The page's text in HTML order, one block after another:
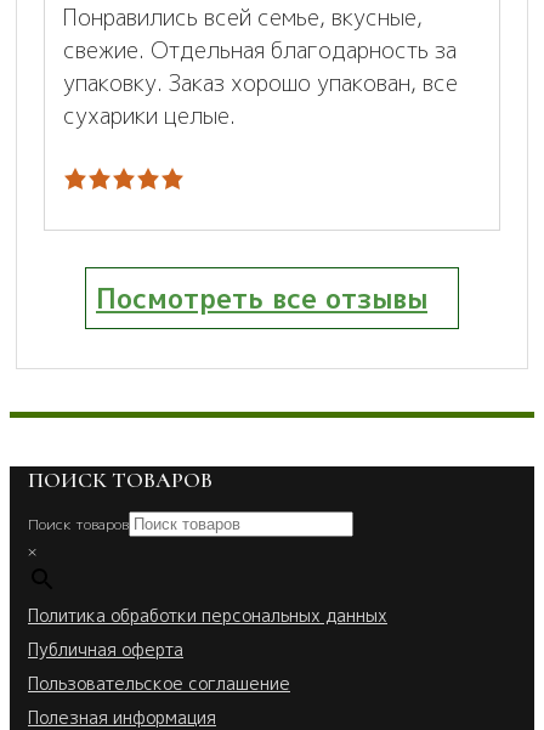
Понравились всей семье, вкусные,
свежие. Отдельная благодарность за
упаковку. Заказ хорошо упакован, все
сухарики целые.
Посмотреть все отзывы
ПОИСК ТОВАРОВ
Поиск товаров
×
Политика обработки персональных данных
Публичная оферта
Пользовательское соглашение
Полезная информация